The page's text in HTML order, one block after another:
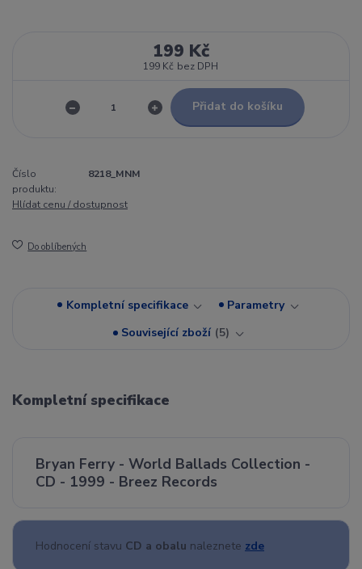
199 Kč
199 Kč bez DPH
Přidat do košíku
Číslo
produktu:
8218_MNM
Hlídat cenu / dostupnost
Do oblíbených
Kompletní specifikace
Parametry
Související zboží 5
Kompletní specifikace
Bryan Ferry - World Ballads Collection -
CD - 1999 - Breez Records
Hodnocení stavu CD a obalu naleznete zde